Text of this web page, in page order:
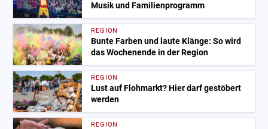
Musik und Familienprogramm
REGION
Bunte Farben und laute Klänge: So wird
das Wochenende in der Region
REGION
Lust auf Flohmarkt? Hier darf gestöbert
werden
REGION